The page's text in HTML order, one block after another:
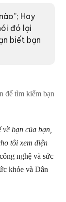
Hay
đó lại
biết bạn
để tìm kiếm bạn
bạn của bạn,
tôi xem điện
nghệ và sức
khỏe và Dân